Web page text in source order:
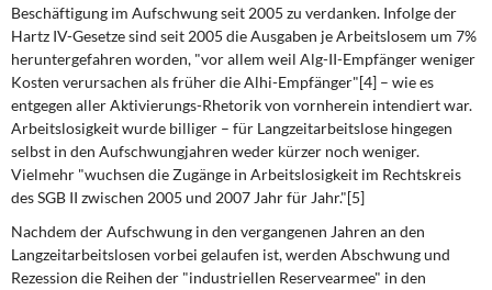
Beschäftigung im Aufschwung seit 2005 zu verdanken. Infolge der
Hartz IV-Gesetze sind seit 2005 die Ausgaben je Arbeitslosem um 7%
herunterge­fahren worden, "vor allem weil Alg-II-Empfänger weniger
Kosten verursachen als früher die Alhi-Empfänger"[4] – wie es
entgegen aller Aktivierungs-Rhetorik von vornherein intendiert war.
Arbeitslosigkeit wurde billiger – für Langzeitarbeitslose hingegen
selbst in den Aufschwungjahren weder kürzer noch weniger.
Vielmehr "wuchsen die Zugänge in Arbeitslosigkeit im Rechtskreis
des SGB II zwischen 2005 und 2007 Jahr für Jahr."[5]
Nachdem der Aufschwung in den vergangenen Jahren an den
Langzeitarbeitslosen vorbei gelaufen ist, werden Abschwung und
Rezession die Reihen der "industriellen Reservearmee" in den